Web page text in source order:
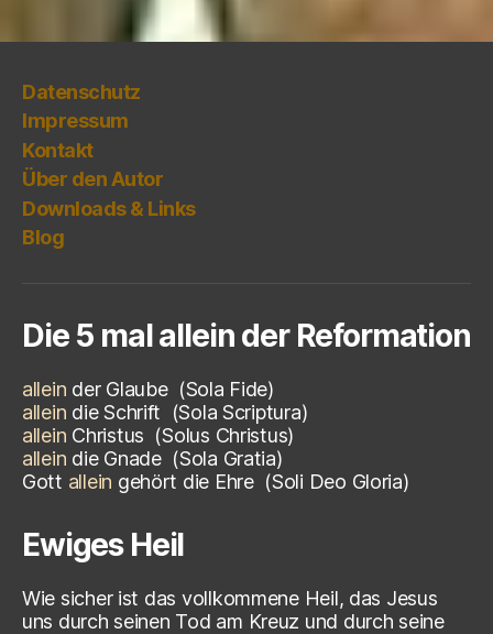
Datenschutz
Impressum
Kontakt
Über den Autor
Downloads & Links
Blog
Die 5 mal allein der Reformation
allein der Glaube (Sola Fide)
allein die Schrift
(Sola Scriptura)
allein Christus (Solus Christus)
allein die Gnade (Sola Gratia)
Gott allein gehört die Ehre (Soli Deo Gloria)
Ewiges Heil
Wie sicher ist das vollkommene Heil, das Jesus
uns durch seinen Tod am Kreuz und durch seine